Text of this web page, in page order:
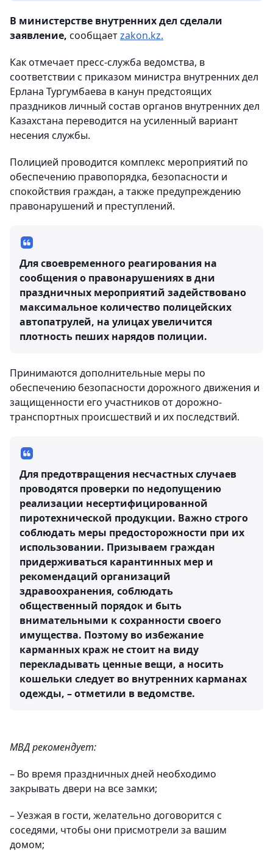
В министерстве внутренних дел сделали
заявление, сообщаетzakon.kz.
Как отмечает пресс-служба ведомства, в
соответствии с приказом министра внутренних дел
Ерлана Тургумбаева в канун предстоящих
праздников личный состав органов внутренних дел
Казахстана переводится на усиленный вариант
несения службы.
Полицией проводится комплекс мероприятий по
обеспечению правопорядка, безопасности и
спокойствия граждан, а также предупреждению
правонарушений и преступлений.
Для своевременного реагирования на
сообщения о правонарушениях в дни
праздничных мероприятий задействовано
максимальное количество полицейских
автопатрулей, на улицах увеличится
плотность пеших нарядов полиции.
Принимаются дополнительные меры по
обеспечению безопасности дорожного движения и
защищенности его участников от дорожно-
транспортных происшествий и их последствий.
Для предотвращения несчастных случаев
проводятся проверки по недопущению
реализации несертифицированной
пиротехнической продукции. Важно строго
соблюдать меры предосторожности при их
использовании. Призываем граждан
придерживаться карантинных мер и
рекомендаций организаций
здравоохранения, соблюдать
общественный порядок и быть
внимательными к сохранности своего
имущества. Поэтому во избежание
карманных краж не стоит на виду
перекладывать ценные вещи, а носить
кошельки следует во внутренних карманах
одежды, – отметили в ведомстве.
МВД рекомендует:
– Во время праздничных дней необходимо
закрывать двери на все замки;
– Уезжая в гости, желательно договорится с
соседями, чтобы они присмотрели за вашим
домом;